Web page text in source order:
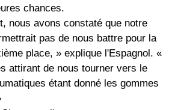
chances.
nous avons constaté que notre
pas de nous battre pour la
place, » explique l'Espagnol. «
attirant de nous tourner vers le
étant donné les gommes